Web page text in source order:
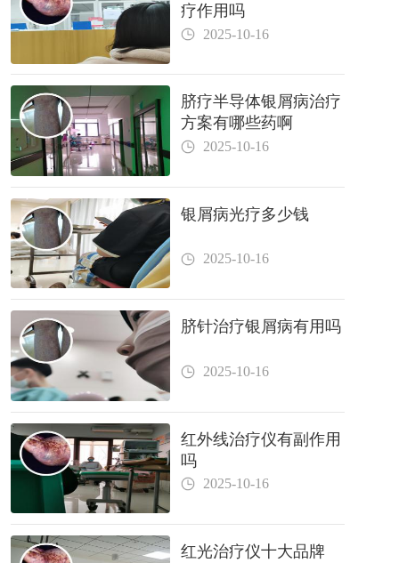
疗作用吗
2025-10-16
脐疗半导体银屑病治疗
方案有哪些药啊
2025-10-16
银屑病光疗多少钱
2025-10-16
脐针治疗银屑病有用吗
2025-10-16
红外线治疗仪有副作用
吗
2025-10-16
红光治疗仪十大品牌